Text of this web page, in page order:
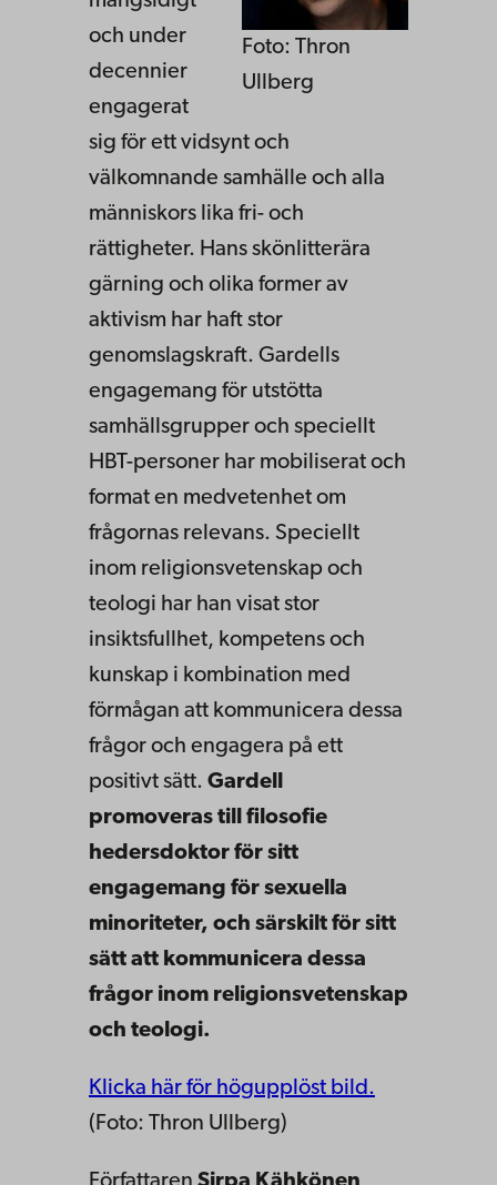
Foto: Thron
Ullberg
och under
decennier
engagerat
sig för ett vidsynt och
välkomnande samhälle och alla
människors lika fri- och
rättigheter. Hans skönlitterära
gärning och olika former av
aktivism har haft stor
genomslagskraft. Gardells
engagemang för utstötta
samhällsgrupper och speciellt
HBT-personer har mobiliserat och
format en medvetenhet om
frågornas relevans. Speciellt
inom religionsvetenskap och
teologi har han visat stor
insiktsfullhet, kompetens och
kunskap i kombination med
förmågan att kommunicera dessa
frågor och engagera på ett
positivt sätt. Gardell
promoveras till filosofie
hedersdoktor för sitt
engagemang för sexuella
minoriteter, och särskilt för sitt
sätt att kommunicera dessa
frågor inom religionsvetenskap
och teologi.
Klicka här för högupplöst bild.
(Foto: Thron Ullberg)